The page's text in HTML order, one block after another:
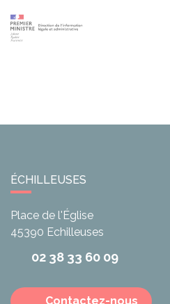
ÉCHILLEUSES
Place de l'Église
45390 Echilleuses
02 38 33 60 09
Contactez-nous